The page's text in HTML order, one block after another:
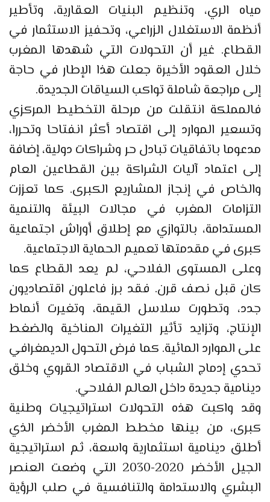
مياه الري، وتنظيم البنيات العقارية، وتأطير
أنظمة الاستغلال الزراعي، وتحفيز الاستثمار في
القطاع. غير أن التحولات التي شهدها المغرب
خلال العقود الأخيرة جعلت هذا الإطار في حاجة
إلى مراجعة شاملة تواكب السياقات الجديدة.
فالمملكة انتقلت من مرحلة التخطيط المركزي
وتسعير الموارد إلى اقتصاد أكثر انفتاحا وتحررا،
مدعوما باتفاقيات تبادل حر وشراكات دولية، إضافة
إلى اعتماد آليات الشراكة بين القطاعين العام
والخاص في إنجاز المشاريع الكبرى. كما تعززت
التزامات المغرب في مجالات البيئة والتنمية
المستدامة، بالتوازي مع إطلاق أوراش اجتماعية
كبرى في مقدمتها تعميم الحماية الاجتماعية.
وعلى المستوى الفلاحي، لم يعد القطاع كما
كان قبل نصف قرن. فقد برز فاعلون اقتصاديون
جدد، وتطورت سلاسل القيمة، وتغيرت أنماط
الإنتاج، وتزايد تأثير التغيرات المناخية والضغط
على الموارد المائية. كما فرض التحول الديمغرافي
تحدي إدماج الشباب في الاقتصاد القروي وخلق
دينامية جديدة داخل العالم الفلاحي.
وقد واكبت هذه التحولات استراتيجيات وطنية
كبرى، من بينها مخطط المغرب الأخضر الذي
أطلق دينامية استثمارية واسعة، ثم استراتيجية
الجيل الأخضر 2020-2030 التي وضعت العنصر
البشري والاستدامة والتنافسية في صلب الرؤية